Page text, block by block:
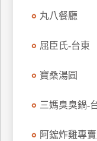
丸八餐廳
屈臣氏-台東
寶桑湯圓
三媽臭臭鍋-
阿鋐炸雞專